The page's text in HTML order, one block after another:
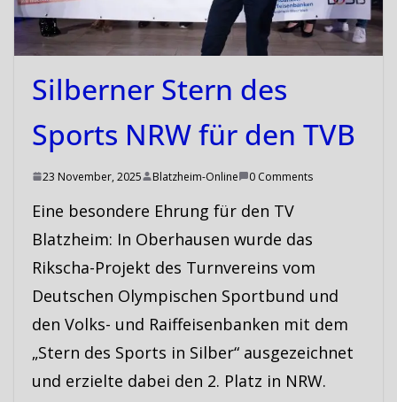
Silberner Stern des
Sports NRW für den TVB
23 November, 2025 Blatzheim-Online 0 Comments
Eine besondere Ehrung für den TV
Blatzheim: In Oberhausen wurde das
Rikscha-Projekt des Turnvereins vom
Deutschen Olympischen Sportbund und
den Volks- und Raiffeisenbanken mit dem
„Stern des Sports in Silber“ ausgezeichnet
und erzielte dabei den 2. Platz in NRW.